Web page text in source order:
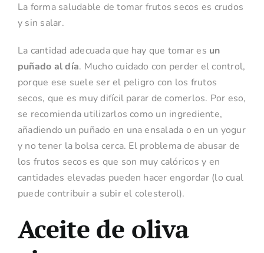
La forma saludable de tomar frutos secos es crudos
y sin salar.
La cantidad adecuada que hay que tomar es un
puñado al día. Mucho cuidado con perder el control,
porque ese suele ser el peligro con los frutos
secos, que es muy difícil parar de comerlos. Por eso,
se recomienda utilizarlos como un ingrediente,
añadiendo un puñado en una ensalada o en un yogur
y no tener la bolsa cerca. El problema de abusar de
los frutos secos es que son muy calóricos y en
cantidades elevadas pueden hacer engordar (lo cual
puede contribuir a subir el colesterol).
Aceite de oliva